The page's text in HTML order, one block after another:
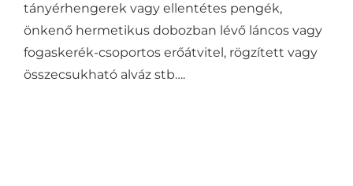
tányérhengerek vagy ellentétes pengék,
önkenő hermetikus dobozban lévő láncos vagy
fogaskerék-csoportos erőátvitel, rögzített vagy
összecsukható alváz stb….